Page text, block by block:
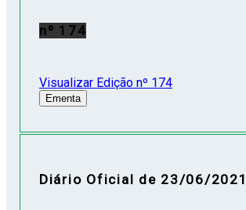
nº 174
Visualizar Edição nº 174
Ementa
Diário Oficial de 23/06/2021